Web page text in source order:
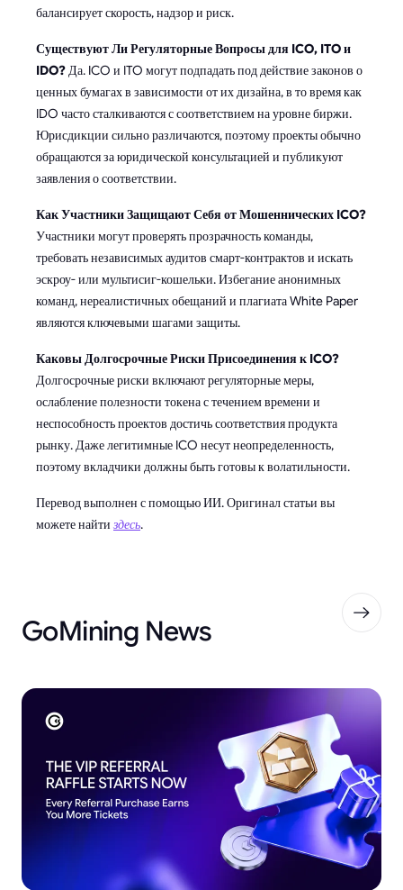
балансирует скорость, надзор и риск.
Существуют Ли Регуляторные Вопросы для ICO, ITO и
IDO?Да. ICO и ITO могут подпадать под действие законов о
ценных бумагах в зависимости от их дизайна, в то время как
IDO часто сталкиваются с соответствием на уровне биржи.
Юрисдикции сильно различаются, поэтому проекты обычно
обращаются за юридической консультацией и публикуют
заявления о соответствии.
Как Участники Защищают Себя от Мошеннических ICO?
Участники могут проверять прозрачность команды,
требовать независимых аудитов смарт-контрактов и искать
эскроу- или мультисиг-кошельки. Избегание анонимных
команд, нереалистичных обещаний и плагиата White Paper
являются ключевыми шагами защиты.
Каковы Долгосрочные Риски Присоединения к ICO?
Долгосрочные риски включают регуляторные меры,
ослабление полезности токена с течением времени и
неспособность проектов достичь соответствия продукта
рынку. Даже легитимные ICO несут неопределенность,
поэтому вкладчики должны быть готовы к волатильности.
Перевод выполнен с помощью ИИ. Оригинал статьи вы
можете найти здесь.
GoMining News